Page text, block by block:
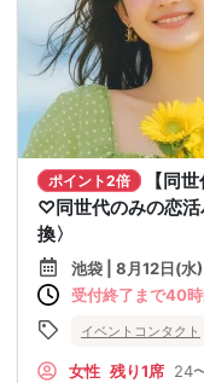
ポイント2倍
【同
♡同世代のみの恋
換〉
池袋 | 8月12日(水
受付終了まで40
イベントコンタクト
女性 残り1席 24